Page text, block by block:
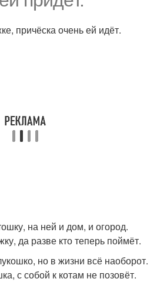
причёска очень ей идёт.
на ней и дом, и огород.
да разве кто теперь поймёт.
но в жизни всё наоборот.
с собой к котам не позовёт.